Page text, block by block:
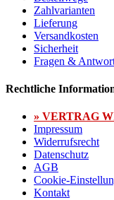
Zahlvarianten
Lieferung
Versandkosten
Sicherheit
Fragen &
Rechtliche
» VERTRAG
Impressum
Widerrufsrecht
Datenschutz
AGB
Cookie-
Kontakt